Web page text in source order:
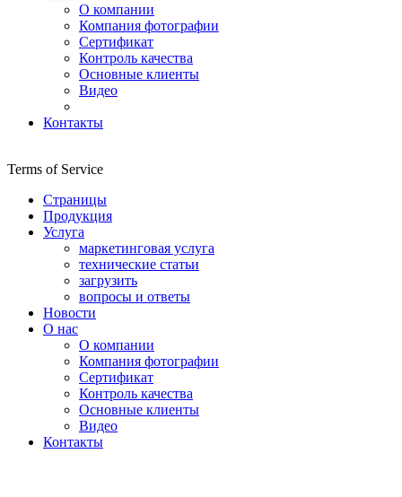
О компании
Компания фотографии
Сертификат
Контроль качества
Основные клиенты
Видео
Контакты
Terms of Service
Страницы
Продукция
Услуга
маркетинговая услуга
технические статьи
загрузить
вопросы и ответы
Новости
О нас
О компании
Компания фотографии
Сертификат
Контроль качества
Основные клиенты
Видео
Контакты